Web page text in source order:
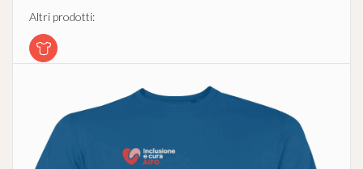
Altri prodotti: